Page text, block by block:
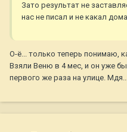
Зато результат не
нас не писал и не какал
О-ё... только теперь понимаю,
Взяли Веню в 4 мес, и он уже
первого же раза на улице.